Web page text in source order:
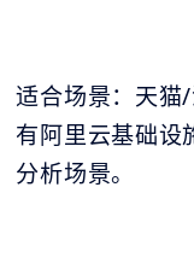
适合场景：天猫
有阿里云基础设
分析场景。